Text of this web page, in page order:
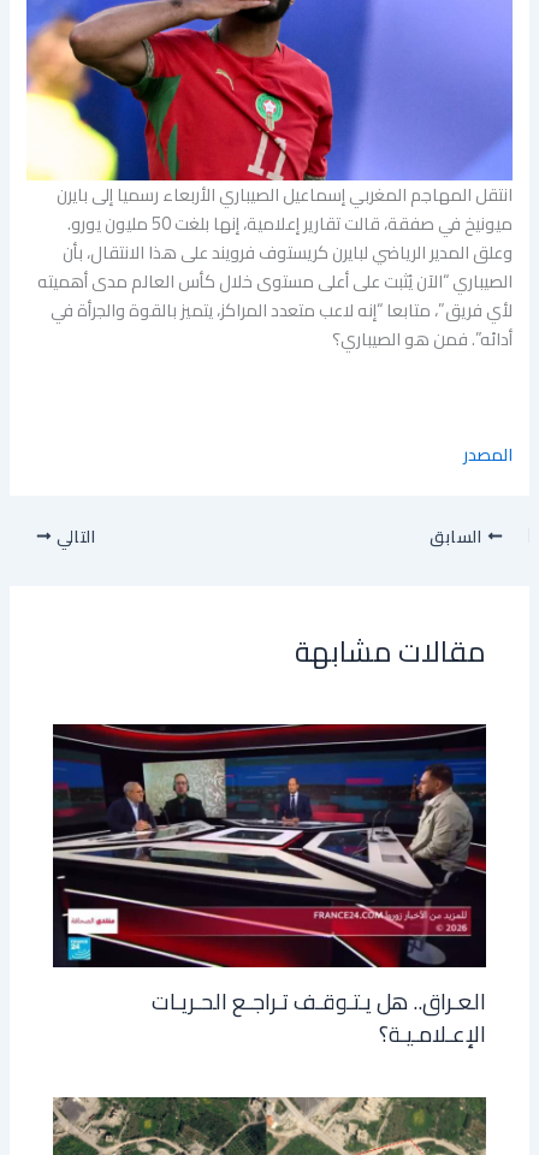
انتقل المهاجم المغربي إسماعيل الصيباري الأربعاء رسميا إلى بايرن
ميونيخ في صفقة، قالت تقارير إعلامية، إنها بلغت 50 مليون يورو.
وعلق المدير الرياضي لبايرن كريستوف فرويند على هذا الانتقال، بأن
الصيباري “الآن يُثبت على أعلى مستوى خلال كأس العالم مدى أهميته
لأي فريق”، متابعا “إنه لاعب متعدد المراكز، يتميز بالقوة والجرأة في
أدائه”. فمن هو الصيباري؟
المصدر
السابق التالي
مقالات مشابهة
العـراق.. هل يـتـوقـف تـراجـع الحـريـات
الإعـلامـيـة؟